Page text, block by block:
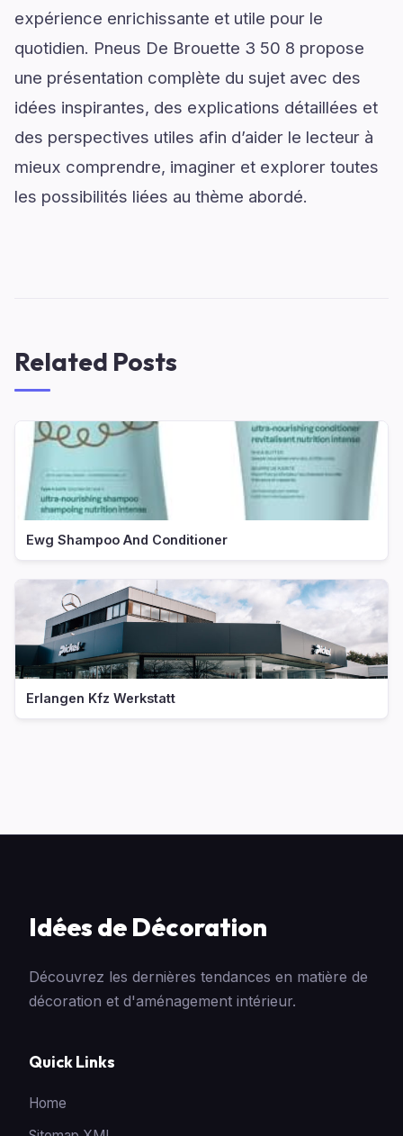
expérience enrichissante et utile pour le
quotidien. Pneus De Brouette 3 50 8 propose
une présentation complète du sujet avec des
idées inspirantes, des explications détaillées et
des perspectives utiles afin d’aider le lecteur à
mieux comprendre, imaginer et explorer toutes
les possibilités liées au thème abordé.
Related Posts
Ewg Shampoo And Conditioner
Erlangen Kfz Werkstatt
Idées de Décoration
Découvrez les dernières tendances en matière de
décoration et d'aménagement intérieur.
Quick Links
Home